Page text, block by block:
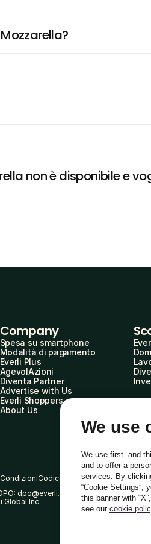
non è disponibile e
Company
Spesa su smartphone
Modalità di pagamento
Everli Plus
AgevolAzioni
Diventa Partner
Advertise with Us
Everli Shoppers
About Us
Codice Etico
dpo@everli.com
Global Inc.
We use
We use first- and
and to offer a
services. By
“Cookie Settings”,
this banner with
see our cookie